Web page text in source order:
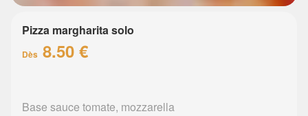
Pizza margharita solo
Dès 8.50 €
Base sauce tomate, mozzarella